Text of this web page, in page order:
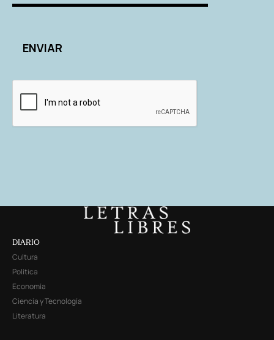
DIARIO
Cultura
Política
Economía
Ciencia y Tecnología
Literatura